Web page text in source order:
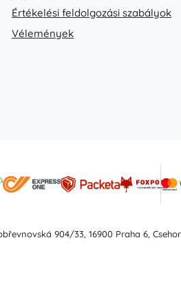
Értékelési feldolgozási szabályok
Vélemények
904/33, 16900 Praha 6,